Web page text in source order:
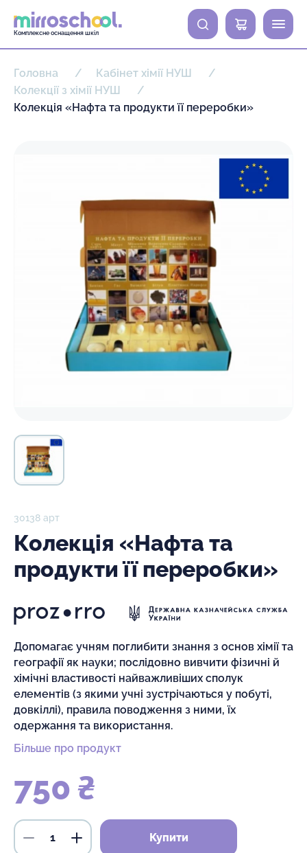
Комплексне оснащення шкіл
0
Головна
Кабінет хімії НУШ
Колекції з хімії НУШ
Колекція «Нафта та продукти її переробки»
30138 арт
Колекція «Нафта та
продукти її переробки»
Допомагає учням поглибити знання з основ хімії та
географії як науки; послідовно вивчити фізичні й
хімічні властивості найважливіших сполук
елементів (з якими учні зустрічаються у побуті,
довкіллі), правила поводження з ними, їх
одержання та використання.
Більше про продукт
750 ₴
Купити